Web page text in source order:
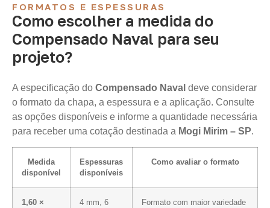
FORMATOS E ESPESSURAS
Como escolher a medida do
Compensado Naval para seu
projeto?
A especificação do Compensado Naval deve considerar
o formato da chapa, a espessura e a aplicação. Consulte
as opções disponíveis e informe a quantidade necessária
para receber uma cotação destinada a Mogi Mirim – SP.
Medida
disponível
Espessuras
disponíveis
Como avaliar o formato
1,60 ×
4 mm, 6
Formato com maior variedade